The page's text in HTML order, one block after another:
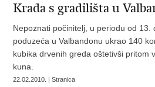
Krađa s gradilišta u
Nepoznati počinitelj, u periodu od 13.
poduzeća u Valbandonu ukrao 140
kubika drvenih greda oštetivši pritom
kuna.
22.02.2010. | Stranica